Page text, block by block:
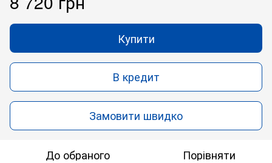
Купити
В кредит
Замовити швидко
До обраного Порівняти